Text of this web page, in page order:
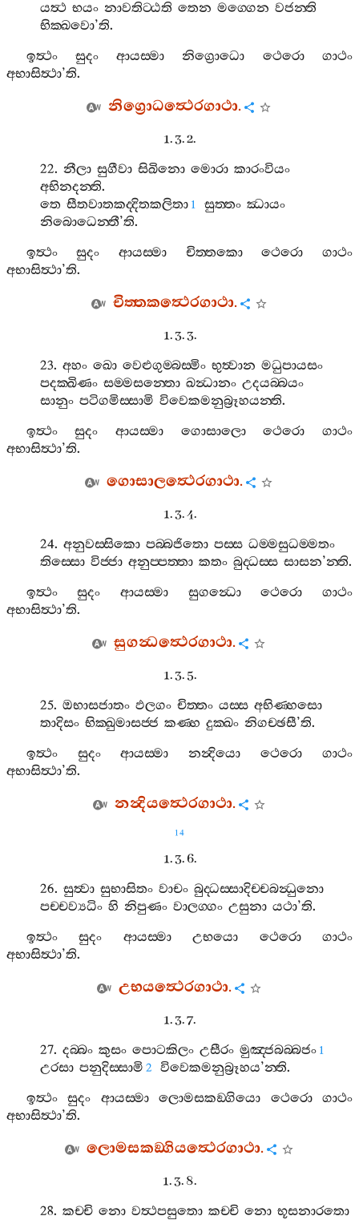
යත්‍ථ භයං නාවතිට‍්ඨති තෙන මග‍්ගෙන වජන‍්ති
භික‍්ඛවො’ති.
ඉත්‍ථං
සුදං ආයස‍්මා නිග්‍රොධො ථෙරො
ගාථං
අභාසිත්‍ථා’ති.
නිග්‍රොධත්‍ථෙරගාථා.
1. 3. 2.
22.නීලා සුගීවා සිඛිනො මොරා කාරංවියං
අභිනදන‍්ති.
තෙ සීතවාතකද‍්දිතකලිතා 1 සුත‍්තං ඣායං
නිබොධෙන‍්තී’ති.
ඉත්‍ථං
සුදං ආයස‍්මා චිත‍්තකො ථෙරො
ගාථං
අභාසිත්‍ථා’ති.
චිත‍්තකත්‍ථෙරගාථා.
1. 3. 3.
23.අහං ඛො වෙළුගුම‍්බස‍්මිං භුත්‍වාන මධුපායසං
පදක‍්ඛිණං සම‍්මසන‍්තො ඛන්‍ධානං උදයබ‍්බයං
සානුං පටිගමිස‍්සාමි විවෙකමනුබ්‍රූහයන‍්ති.
ඉත්‍ථං
සුදං ආයස‍්මා ගොසාලො ථෙරො
ගාථං
අභාසිත්‍ථා’ති.
ගොසාලත්‍ථෙරගාථා.
1. 3. 4.
24.අනුවස‍්සිකො පබ‍්බජිතො පස‍්ස ධම‍්මසුධම‍්මතං
තිස‍්සො විජ‍්ජා අනුප‍්පත‍්තා කතං බුද‍්ධස‍්ස සාසන’න‍්ති.
ඉත්‍ථං
සුදං ආයස‍්මා සුගන්‍ධො ථෙරො
ගාථං
අභාසිත්‍ථා’ති.
සුගන්‍ධත්‍ථෙරගාථා.
1. 3. 5.
25.ඔභාසජාතං ඵලගං චිත‍්තං යස‍්ස අභිණ‍්හසො
තාදිසං භික‍්ඛුමාසජ‍්ජ කණ‍්හ දුක‍්ඛං නිගච‍්ඡසී’ති.
ඉත්‍ථං
සුදං ආයස‍්මා නන්‍දියො ථෙරො
ගාථං
අභාසිත්‍ථා’ති.
නන්‍දියත්‍ථෙරගාථා.
14
1. 3. 6.
26.සුත්‍වා සුභාසිතං වාචං බුද‍්ධස‍්සාදිච‍්චබන්‍ධුනො
පච‍්චව්‍යධිං හි නිපුණං වාලග‍්ගං උසුනා යථා’ති.
ඉත්‍ථං
සුදං ආයස‍්මා උභයො ථෙරො
ගාථං
අභාසිත්‍ථා’ති.
උභයත්‍ථෙරගාථා.
1. 3. 7.
27.දබ‍්බං කුසං පොටකිලං උසීරං මුඤ‍්ජබබ‍්බජං 1
උරසා පනුදිස‍්සාමි 2 විවෙකමනුබ්‍රූහය’න‍්ති.
ඉත්‍ථං
සුදං ආයස‍්මා ලොමසකඞ‍්ගියො ථෙරො
ගාථං
අභාසිත්‍ථා’ති.
ලොමසකඞ‍්ගියත්‍ථෙරගාථා.
1. 3. 8.
28.කච‍්චි නො වත්‍ථපසුතො කච‍්චි නො භූසනාරතො